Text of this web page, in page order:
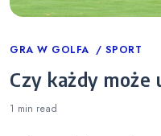
Categories
GRA W GOLFA SPORT
Czy każdy
1 min read